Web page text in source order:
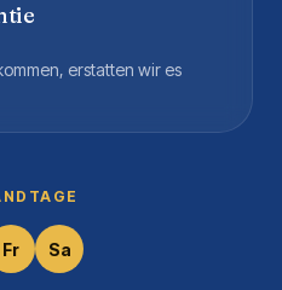
erstatten wir es
Fr Sa